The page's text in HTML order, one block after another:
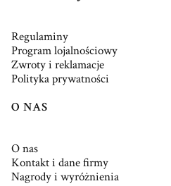
Regulaminy
Program lojalnościowy
Zwroty i reklamacje
Polityka prywatności
O NAS
O nas
Kontakt i dane firmy
Nagrody i wyróżnienia